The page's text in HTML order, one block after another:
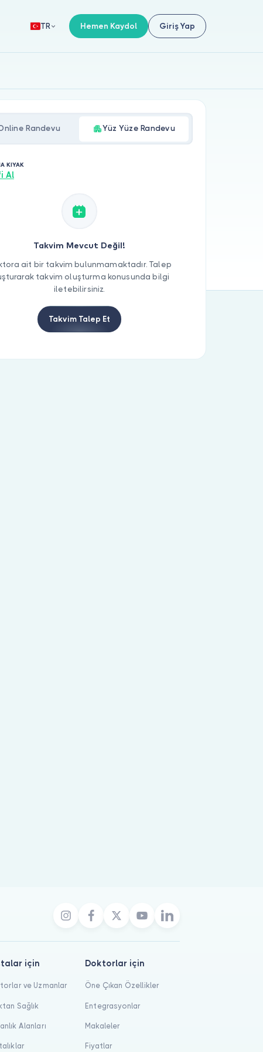
TR Hemen Kaydol Giriş Yap
Randevu Yüz Yüze Randevu
KIYAK
Al
Takvim Mevcut Değil!
ait bir takvim bulunmamaktadır. Talep
takvim oluşturma konusunda bilgi
iletebilirsiniz.
Takvim Talep Et
için
ve Uzmanlar
Sağlık
Alanları
Doktorlar için
Öne Çıkan Özellikler
Entegrasyonlar
Makaleler
Fiyatlar